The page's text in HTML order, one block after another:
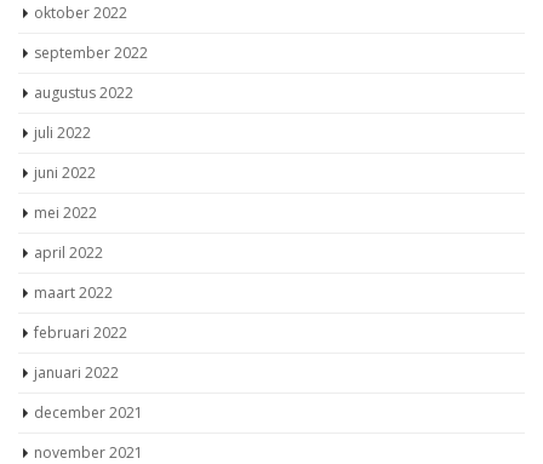
oktober 2022
september 2022
augustus 2022
juli 2022
juni 2022
mei 2022
april 2022
maart 2022
februari 2022
januari 2022
december 2021
november 2021